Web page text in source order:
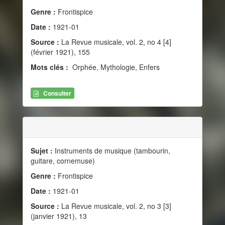
Genre : Frontispice
Date : 1921-01
Source : La Revue musicale, vol. 2, no 4 [4]
(février 1921), 155
Mots clés : Orphée, Mythologie, Enfers
Consulter
Sujet : Instruments de musique (tambourin,
guitare, cornemuse)
Genre : Frontispice
Date : 1921-01
Source : La Revue musicale, vol. 2, no 3 [3]
(janvier 1921), 13